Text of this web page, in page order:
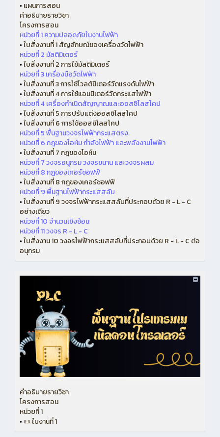
• แผนการสอน
คำอธิบายรายวิชา
โครงการสอน
หน่วยที่ 1 ความปลอดภัยในงานไฟฟ้า
•ใบสั่งงานที่ 1 สัญลักษณ์ของเครื่องวัดไฟฟ้า
หน่วยที่ 2 มัลติมิเตอร์
•ใบสั่งงานที่ 2 การใช้มัลติมิเตอร์
หน่วยที่ 3 เครื่องมือวัดไฟฟ้า
•ใบสั่งงานที่ 3 การใช้โวลต์มิเตอร์วัดแรงดันไฟฟ้า
•ใบสั่งงานที่ 4 การใช้แอมมิเตอร์วัดกระแสไฟฟ้า
หน่วยที่ 4 เครื่องกำเนิดสัญญาณและออสซิโลสโคป
•ใบสั่งงานที่ 5 การปรับแต่งออสซิโลสโคป
•ใบสั่งงานที่ 6 การใช้ออสซิโลสโคป
หน่วยที่ 5 พื้นฐานวงจรไฟฟ้ากระแสตรง
หน่วยที่ 6 กฎของโอห์ม กำลังไฟฟ้า และพลังงานไฟฟ้า
•ใบสั่งงานที่ 7 กฎของโอห์ม
หน่วยที่ 7 วงจรอนุกรม วงจรขนาน และวงจรผสม
หน่วยที่ 8 กฎของเคอร์ชอฟฟ์
•ใบสั่งงานที่ 8 กฎของเคอร์ชอฟฟ์
หน่วยที่ 9 พื้นฐานไฟฟ้ากระแสสลับ
•ใบสั่งงานที่ 9 วงจรไฟฟ้ากระแสสลับที่ประกอบด้วย R - L - C
อย่างเดียว
หน่วยที่ 10 จำนวนเชิงซ้อน
หน่วยที่ 11 วงจร R - L - C
•ใบสั่งงาน 10 วงจรไฟฟ้ากระแสสลับที่ประกอบด้วย R - L - C ต่อ
อนุกรม
คำอธิบายรายวิชา
โครงการสอน
หน่วยที่ 1
•📜 ใบงานที่ 1